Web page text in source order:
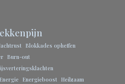
Blokkades opheffen
Burn-out
Energie Energieboost Heilzaam